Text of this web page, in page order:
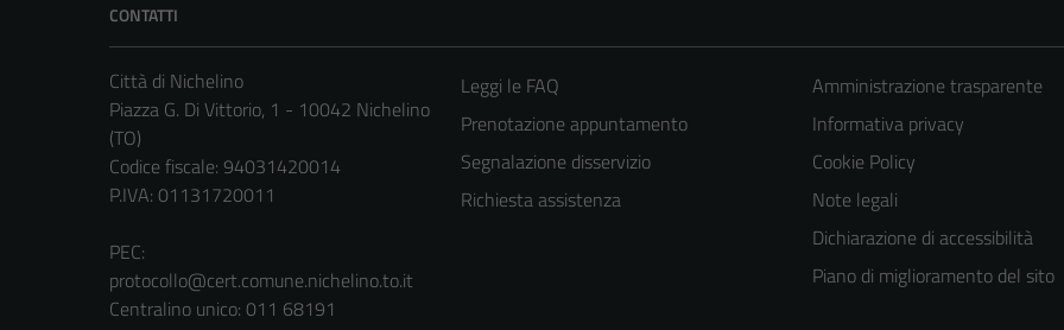
CONTATTI
Città di Nichelino
Piazza G. Di Vittorio, 1 - 10042 Nichelino
(TO)
Codice fiscale: 94031420014
P.IVA: 01131720011
PEC:
protocollo@cert.comune.nichelino.to.it
Centralino unico: 011 68191
Leggi le FAQ
Prenotazione appuntamento
Segnalazione disservizio
Richiesta assistenza
Amministrazione trasparente
Informativa privacy
Cookie Policy
Note legali
Dichiarazione di accessibilità
Piano di miglioramento del sito
Tecnici
Questi cookie
sono necessari
per il
funzionamento